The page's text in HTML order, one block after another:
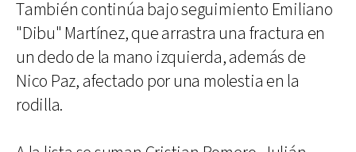
También continúa bajo seguimiento Emiliano
"Dibu" Martínez, que arrastra una fractura en
un dedo de la mano izquierda, además de
Nico Paz, afectado por una molestia en la
rodilla.